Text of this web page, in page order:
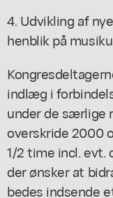
4. Udvikling af
henblik på
indlæg i
under de særlige
overskride 2000
1/2 time incl. evt.
der ønsker at
bedes indsende